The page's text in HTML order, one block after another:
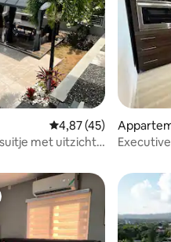
Gemiddelde
4,87 (45)
met uitzicht